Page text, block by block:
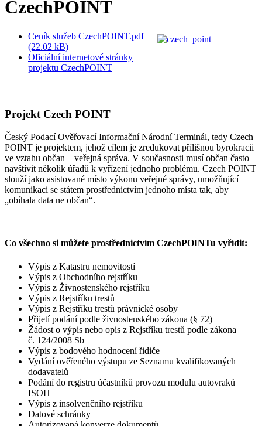
CzechPOINT
Ceník služeb CzechPOINT.pdf
(22.02 kB)
Oficiální internetové stránky
projektu CzechPOINT
Projekt Czech POINT
Český Podací Ověřovací Informační Národní Terminál, tedy Czech
POINT je projektem, jehož cílem je zredukovat přílišnou byrokracii
ve vztahu občan – veřejná správa. V současnosti musí občan často
navštívit několik úřadů k vyřízení jednoho problému. Czech POINT
slouží jako asistované místo výkonu veřejné správy, umožňující
komunikaci se státem prostřednictvím jednoho místa tak, aby
„obíhala data ne občan“.
Co všechno si můžete prostřednictvím CzechPOINTu vyřídit:
Výpis z Katastru nemovitostí
Výpis z Obchodního rejstříku
Výpis z Živnostenského rejstříku
Výpis z Rejstříku trestů
Výpis z Rejstříku trestů právnické osoby
Přijetí podání podle živnostenského zákona (§ 72)
Žádost o výpis nebo opis z Rejstříku trestů podle zákona
č. 124/2008 Sb
Výpis z bodového hodnocení řidiče
Vydání ověřeného výstupu ze Seznamu kvalifikovaných
dodavatelů
Podání do registru účastníků provozu modulu autovraků
ISOH
Výpis z insolvenčního rejstříku
Datové schránky